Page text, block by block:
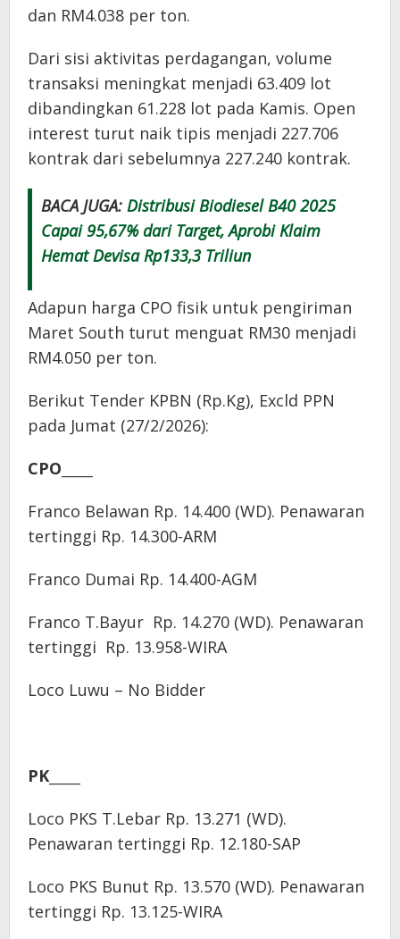
dan RM4.038 per ton.
Dari sisi aktivitas perdagangan, volume
transaksi meningkat menjadi 63.409 lot
dibandingkan 61.228 lot pada Kamis. Open
interest turut naik tipis menjadi 227.706
kontrak dari sebelumnya 227.240 kontrak.
BACA JUGA: Distribusi Biodiesel B40 2025
Capai 95,67% dari Target, Aprobi Klaim
Hemat Devisa Rp133,3 Triliun
Adapun harga CPO fisik untuk pengiriman
Maret South turut menguat RM30 menjadi
RM4.050 per ton.
Berikut Tender KPBN (Rp.Kg), Excld PPN
pada Jumat (27/2/2026):
CPO_____
Franco Belawan Rp. 14.400 (WD). Penawaran
tertinggi Rp. 14.300-ARM
Franco Dumai Rp. 14.400-AGM
Franco T.Bayur Rp. 14.270 (WD). Penawaran
tertinggi Rp. 13.958-WIRA
Loco Luwu – No Bidder
PK_____
Loco PKS T.Lebar Rp. 13.271 (WD).
Penawaran tertinggi Rp. 12.180-SAP
Loco PKS Bunut Rp. 13.570 (WD). Penawaran
tertinggi Rp. 13.125-WIRA